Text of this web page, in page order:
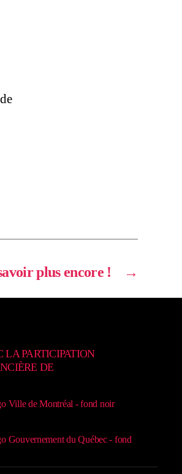
→
plus encore !
LA PARTICIPATION
DE